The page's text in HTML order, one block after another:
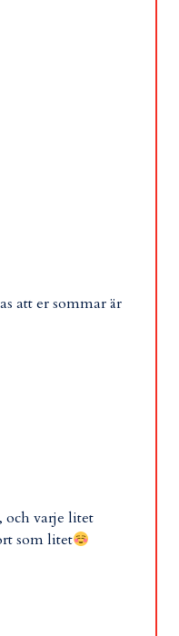
att er sommar är
och varje litet
som litet